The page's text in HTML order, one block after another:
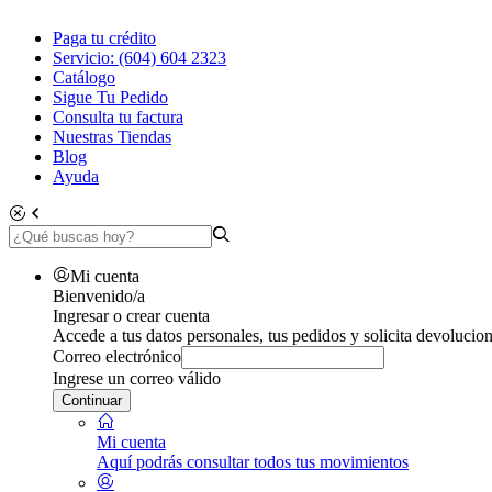
Paga tu crédito
Servicio: (604) 604 2323
Catálogo
Sigue Tu Pedido
Consulta tu factura
Nuestras Tiendas
Blog
Ayuda
Mi cuenta
Bienvenido/a
Ingresar o crear cuenta
Accede a tus datos personales, tus pedidos y solicita
Correo electrónico
Ingrese un correo válido
Continuar
Mi cuenta
Aquí podrás consultar todos tus movimientos